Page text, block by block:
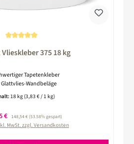
375 18 kg
Tapetenkleber
Wandbeläge
18 kg (3,83 € / 1 kg)
€ Regulärer Preis:
148,54 €(53.58% gespart)
MwSt. zzgl. Versandkosten